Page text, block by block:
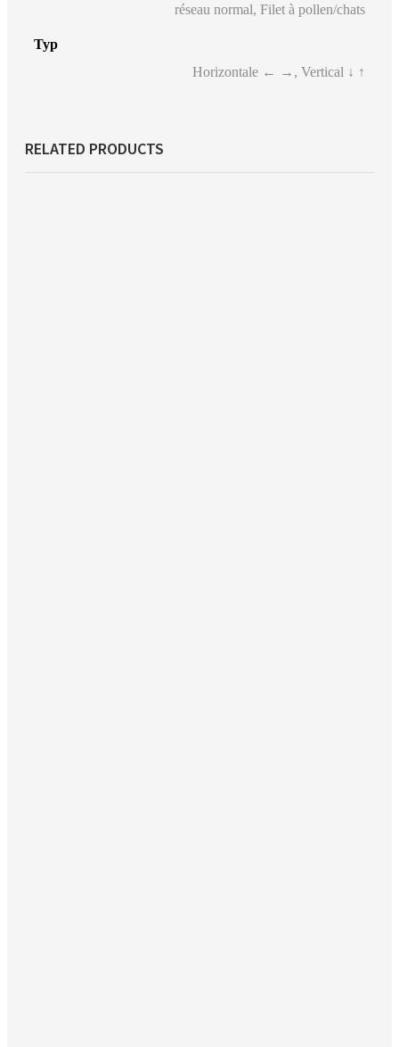
réseau normal, Filet à pollen/chats
Typ
Horizontale ← →, Vertical ↓ ↑
RELATED PRODUCTS